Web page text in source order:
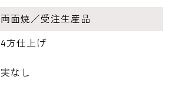
両面焼／受注生産品
4方仕上げ
実なし